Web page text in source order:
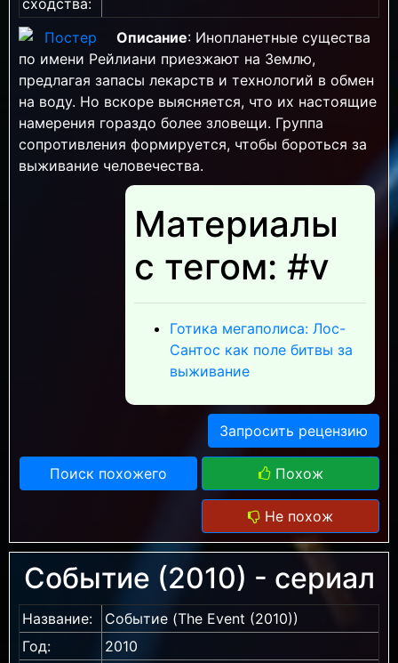
Описание: Инопланетные существа
по имени Рейлиани приезжают на Землю,
предлагая запасы лекарств и технологий в обмен
на воду. Но вскоре выясняется, что их настоящие
намерения гораздо более зловещи. Группа
сопротивления формируется, чтобы бороться за
выживание человечества.
Материалы
с тегом: #v
Готика мегаполиса: Лос-
Сантос как поле битвы за
выживание
Запросить рецензию
Поиск похожего Похож
Не похож
Событие (2010) - сериал
Название:
Событие (The Event (2010))
Год:
2010